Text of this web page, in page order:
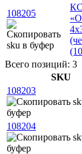
108205
Всего позиций: 3
SKU
108203
108204